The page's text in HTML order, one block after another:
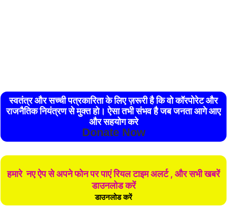
स्वतंत्र और सच्ची पत्रकारिता के लिए ज़रूरी है कि वो कॉरपोरेट और
राजनैतिक नियंत्रण से मुक्त हो। ऐसा तभी संभव है जब जनता आगे आए
और सहयोग करे
Donate Now
हमारे नए ऐप से अपने फोन पर पाएं रियल टाइम अलर्ट , और सभी खबरें
डाउनलोड करें
डाउनलोड करें